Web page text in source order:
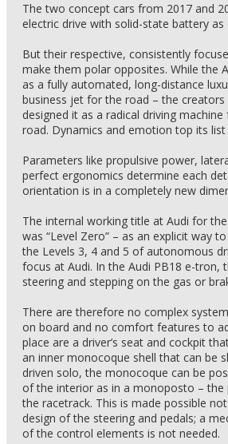
The two concept cars from 2017 and
electric drive with solid-state battery as
But their respective, consistently
make them polar opposites. While the
as a fully automated, long-distance
business jet for the road – the
designed it as a radical driving
road. Dynamics and emotion top its
Parameters like propulsive power,
perfect ergonomics determine each
orientation is in a completely new
The internal working title at Audi for
was “Level Zero” – as an explicit way
the Levels 3, 4 and 5 of autonomous
focus at Audi. In the Audi PB18 e-tron,
steering and stepping on the gas or
There are therefore no complex
on board and no comfort features to
place are a driver’s seat and cockpit
an inner monocoque shell that can be
driven solo, the monocoque can be
of the interior as in a monoposto –
the racetrack. This is made possible
design of the steering and pedals; a
of the control elements is not needed.